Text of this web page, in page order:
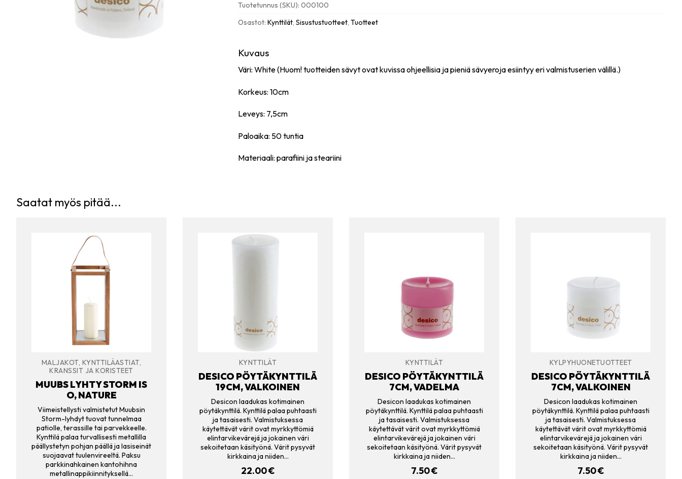
määrä
Tuotetunnus (SKU):000100
Osastot:Kynttilät,Sisustustuotteet,Tuotteet
Kuvaus
Väri: White (Huom! tuotteiden sävyt ovat kuvissa ohjeellisia ja pieniä sävyeroja esiintyy eri valmistuserien välillä.)
Korkeus: 10cm
Leveys: 7,5cm
Paloaika: 50 tuntia
Materiaali: parafiini ja steariini
Saatat myös pitää...
MALJAKOT, KYNTTILÄASTIAT,
KRANSSIT JA KORISTEET
MUUBS LYHTY STORM IS
O, NATURE
Viimeistellysti valmistetut Muubsin
Storm-lyhdyt tuovat tunnelmaa
patiolle, terassille tai parvekkeelle.
Kynttilä palaa turvallisesti metallilla
päällystetyn pohjan päällä ja lasiseinät
suojaavat tuulenvireeltä. Paksu
parkkinahkainen kantohihna
metallinappikiinnityksellä…
KYNTTILÄT
DESICO PÖYTÄKYNTTILÄ
19CM, VALKOINEN
Desicon laadukas kotimainen
pöytäkynttilä. Kynttilä palaa puhtaasti
ja tasaisesti. Valmistuksessa
käytettävät värit ovat myrkkyttömiä
elintarvikevärejä ja jokainen väri
sekoitetaan käsityönä. Värit pysyvät
kirkkaina ja niiden…
22.00€
KYNTTILÄT
DESICO PÖYTÄKYNTTILÄ
7CM, VADELMA
Desicon laadukas kotimainen
pöytäkynttilä. Kynttilä palaa puhtaasti
ja tasaisesti. Valmistuksessa
käytettävät värit ovat myrkkyttömiä
elintarvikevärejä ja jokainen väri
sekoitetaan käsityönä. Värit pysyvät
kirkkaina ja niiden…
7.50€
KYLPYHUONETUOTTEET
DESICO PÖYTÄKYNTTILÄ
7CM, VALKOINEN
Desicon laadukas kotimainen
pöytäkynttilä. Kynttilä palaa puhtaasti
ja tasaisesti. Valmistuksessa
käytettävät värit ovat myrkkyttömiä
elintarvikevärejä ja jokainen väri
sekoitetaan käsityönä. Värit pysyvät
kirkkaina ja niiden…
7.50€